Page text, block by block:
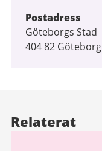
Postadress
Göteborgs Stad
404 82 Göteborg
Relaterat